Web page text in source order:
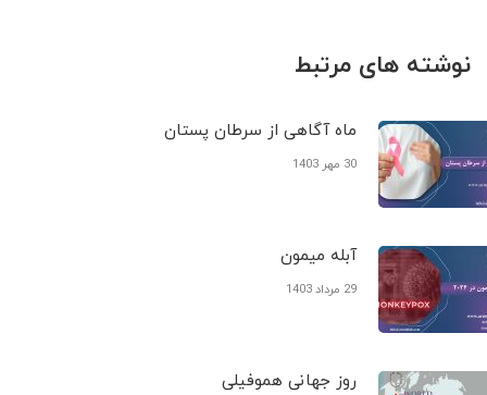
نوشته های مرتبط
ماه آگاهی از سرطان پستان
30 مهر 1403
آبله میمون
29 مرداد 1403
روز جهانی هموفیلی